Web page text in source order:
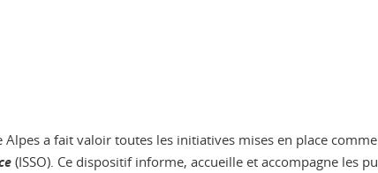
a fait valoir toutes les initiatives mises en place
(ISSO). Ce dispositif informe, accueille et accompagne les